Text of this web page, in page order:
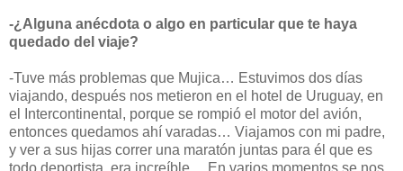
-¿Alguna anécdota o algo en particular que te haya
quedado del viaje?
-Tuve más problemas que Mujica… Estuvimos dos días
viajando, después nos metieron en el hotel de Uruguay, en
el Intercontinental, porque se rompió el motor del avión,
entonces quedamos ahí varadas… Viajamos con mi padre,
y ver a sus hijas correr una maratón juntas para él que es
todo deportista, era increíble… En varios momentos se nos